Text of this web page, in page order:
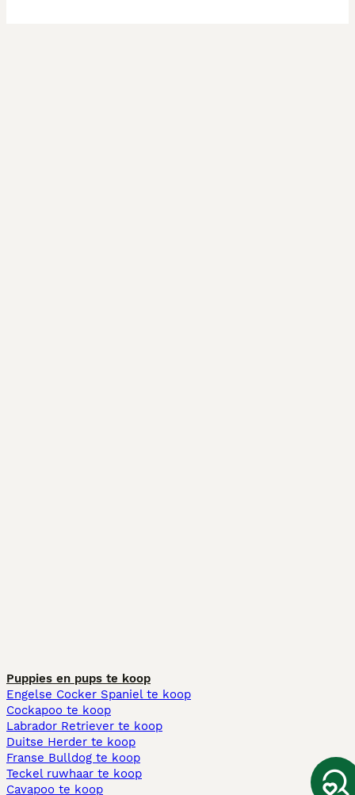
Puppies en pups te koop
Engelse Cocker Spaniel te koop
Cockapoo te koop
Labrador Retriever te koop
Duitse Herder te koop
Franse Bulldog te koop
Teckel ruwhaar te koop
Cavapoo te koop